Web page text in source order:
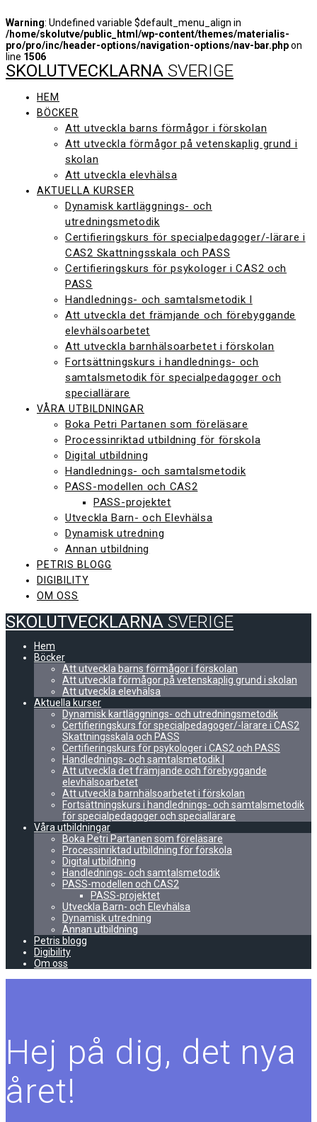
Warning: Undefined variable $default_menu_align in
/home/skolutve/public_html/wp-content/themes/materialis-
pro/pro/inc/header-options/navigation-options/nav-bar.phpon
line 1506
Hoppa
till
SKOLUTVECKLARNA SVERIGE
HEM
BÖCKER
Att utveckla barns förmågor i förskolan
Att utveckla förmågor på vetenskaplig grund i
skolan
Att utveckla elevhälsa
AKTUELLA KURSER
Dynamisk kartläggnings- och
utredningsmetodik
Certifieringskurs för specialpedagoger/-lärare i
CAS2 Skattningsskala och PASS
Certifieringskurs för psykologer i CAS2 och
PASS
Handlednings- och samtalsmetodik I
Att utveckla det främjande och förebyggande
elevhälsoarbetet
Att utveckla barnhälsoarbetet i förskolan
Fortsättningskurs i handlednings- och
samtalsmetodik för specialpedagoger och
speciallärare
VÅRA UTBILDNINGAR
Boka Petri Partanen som föreläsare
Processinriktad utbildning för förskola
Digital utbildning
Handlednings- och samtalsmetodik
PASS-modellen och CAS2
PASS-projektet
Utveckla Barn- och Elevhälsa
Dynamisk utredning
Annan utbildning
PETRIS BLOGG
DIGIBILITY
OM OSS
SKOLUTVECKLARNA SVERIGE
Hem
Böcker
Att utveckla barns förmågor i förskolan
Att utveckla förmågor på vetenskaplig grund i skolan
Att utveckla elevhälsa
Aktuella kurser
Dynamisk kartläggnings- och utredningsmetodik
Certifieringskurs för specialpedagoger/-lärare i CAS2
Skattningsskala och PASS
Certifieringskurs för psykologer i CAS2 och PASS
Handlednings- och samtalsmetodik I
Att utveckla det främjande och förebyggande
elevhälsoarbetet
Att utveckla barnhälsoarbetet i förskolan
Fortsättningskurs i handlednings- och samtalsmetodik
för specialpedagoger och speciallärare
Våra utbildningar
Boka Petri Partanen som föreläsare
Processinriktad utbildning för förskola
Digital utbildning
Handlednings- och samtalsmetodik
PASS-modellen och CAS2
PASS-projektet
Utveckla Barn- och Elevhälsa
Dynamisk utredning
Annan utbildning
Petris blogg
Digibility
Om oss
Hej på dig, det nya
året!